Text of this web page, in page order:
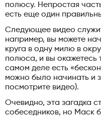
полюсу. Непростая
есть еще один
Следующее видео
например, вы можете
круга в одну милю в
полюса, и вы окажетесь
самом деле есть
можно было начинать и
посмотрите видео).
Очевидно, эта загадка
собеседников, но Маск